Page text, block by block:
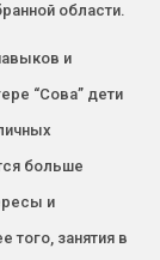
области.
и
“Сова” дети
больше
и
того, занятия в